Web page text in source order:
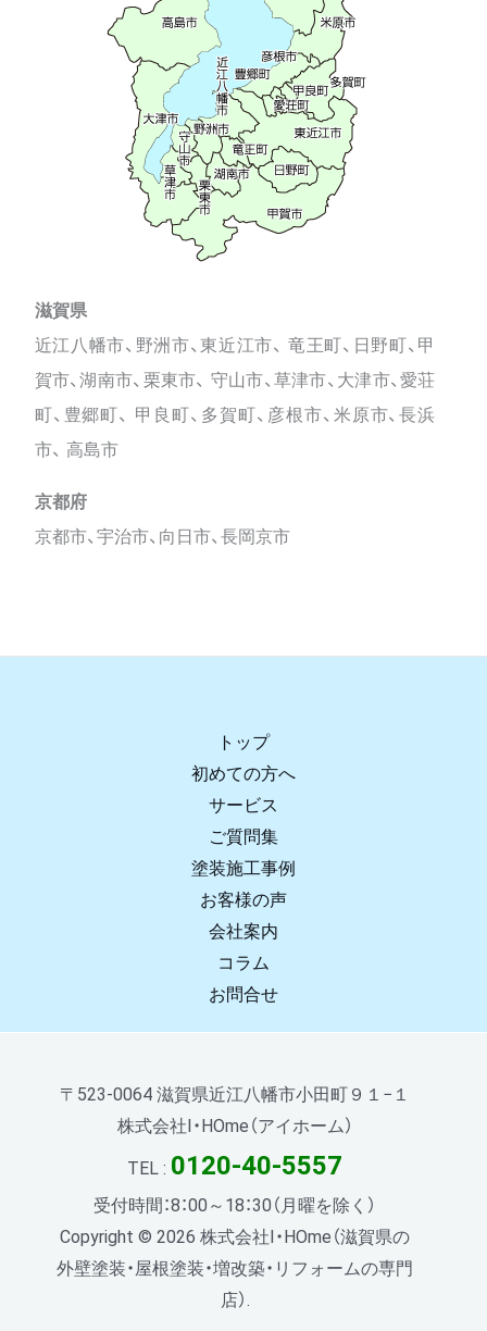
滋賀県
近江八幡市、野洲市、東近江市、 竜王町、日野町、甲
賀市、湖南市、栗東市、 守山市、草津市、大津市、愛荘
町、豊郷町、 甲良町、多賀町、彦根市、米原市、長浜
市、 高島市
京都府
京都市、宇治市、向日市、長岡京市
トップ
初めての方へ
サービス
ご質問集
塗装施工事例
お客様の声
会社案内
コラム
お問合せ
〒523-0064 滋賀県近江八幡市小田町９１−１
株式会社I・HOme（アイホーム）
TEL : 0120-40-5557
受付時間：8：00～18：30（月曜を除く）
Copyright © 2026 株式会社I・HOme（滋賀県の
外壁塗装・屋根塗装・増改築・リフォームの専門
店）.